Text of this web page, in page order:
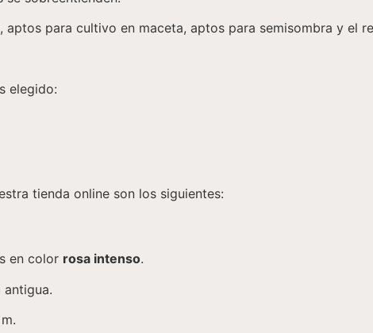
para cultivo en maceta, aptos para semisombra y el
elegido:
tienda online son los siguientes:
en color rosa intenso.
antigua.